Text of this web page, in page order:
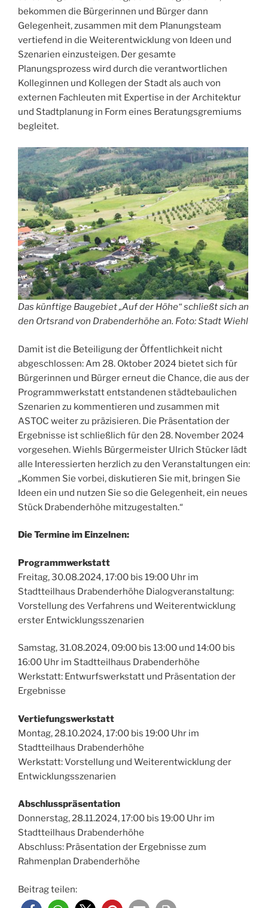
bekommen die Bürgerinnen und Bürger dann
Gelegenheit, zusammen mit dem Planungsteam
vertiefend in die Weiterentwicklung von Ideen und
Szenarien einzusteigen. Der gesamte
Planungsprozess wird durch die verantwortlichen
Kolleginnen und Kollegen der Stadt als auch von
externen Fachleuten mit Expertise in der Architektur
und Stadtplanung in Form eines Beratungsgremiums
begleitet.
Das künftige Baugebiet „Auf der Höhe“ schließt sich an
den Ortsrand von Drabenderhöhe an. Foto: Stadt Wiehl
Damit ist die Beteiligung der Öffentlichkeit nicht
abgeschlossen: Am 28. Oktober 2024 bietet sich für
Bürgerinnen und Bürger erneut die Chance, die aus der
Programmwerkstatt entstandenen städtebaulichen
Szenarien zu kommentieren und zusammen mit
ASTOC weiter zu präzisieren. Die Präsentation der
Ergebnisse ist schließlich für den 28. November 2024
vorgesehen. Wiehls Bürgermeister Ulrich Stücker lädt
alle Interessierten herzlich zu den Veranstaltungen ein:
„Kommen Sie vorbei, diskutieren Sie mit, bringen Sie
Ideen ein und nutzen Sie so die Gelegenheit, ein neues
Stück Drabenderhöhe mitzugestalten.“
Die Termine im Einzelnen:
Programmwerkstatt
Freitag, 30.08.2024, 17:00 bis 19:00 Uhr im
Stadtteilhaus Drabenderhöhe Dialogveranstaltung:
Vorstellung des Verfahrens und Weiterentwicklung
erster Entwicklungsszenarien
Samstag, 31.08.2024, 09:00 bis 13:00 und 14:00 bis
16:00 Uhr im Stadtteilhaus Drabenderhöhe
Werkstatt: Entwurfswerkstatt und Präsentation der
Ergebnisse
Vertiefungswerkstatt
Montag, 28.10.2024, 17:00 bis 19:00 Uhr im
Stadtteilhaus Drabenderhöhe
Werkstatt: Vorstellung und Weiterentwicklung der
Entwicklungsszenarien
Abschlusspräsentation
Donnerstag, 28.11.2024, 17:00 bis 19:00 Uhr im
Stadtteilhaus Drabenderhöhe
Abschluss: Präsentation der Ergebnisse zum
Rahmenplan Drabenderhöhe
Beitrag teilen: